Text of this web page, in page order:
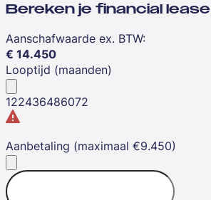
Bereken je financial lease
Aanschafwaarde ex. BTW:
€ 14.450
Looptijd (maanden)
122436486072
Aanbetaling (maximaal €9.450)